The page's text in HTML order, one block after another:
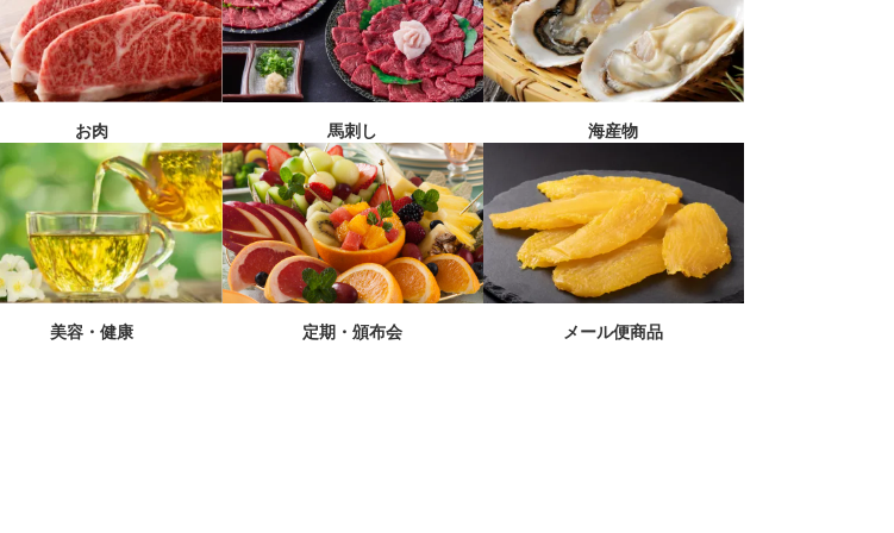
お肉 馬刺し 海産物
美容・健康 定期・頒布会 メール便商品